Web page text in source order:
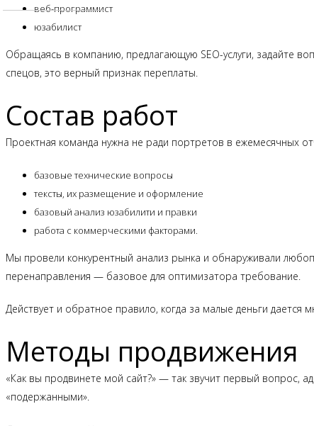
веб-программист
юзабилист
Обращаясь в компанию, предлагающую SEO-услуги, задайте
спецов, это верный признак переплаты.
Состав работ
Проектная команда нужна не ради портретов в ежемесячных
базовые технические вопросы
тексты, их размещение и оформление
базовый анализ юзабилити и правки
работа с коммерческими факторами.
Мы провели конкурентный анализ рынка и обнаруживали
перенаправления — базовое для оптимизатора требование.
Действует и обратное правило, когда за малые деньги дается
Методы продвижения
«Как вы продвинете мой сайт?» — так звучит первый вопрос,
«подержанными».